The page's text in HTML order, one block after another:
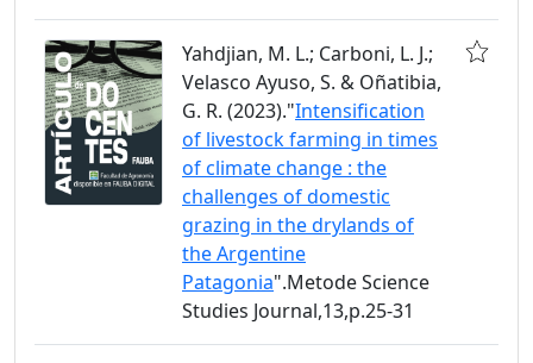
Yahdjian, M. L.; Carboni, L. J.;
Velasco Ayuso, S. & Oñatibia,
G. R. (2023)."Intensification
of livestock farming in times
of climate change : the
challenges of domestic
grazing in the drylands of
the Argentine
Patagonia".Metode Science
Studies Journal,13,p.25-31